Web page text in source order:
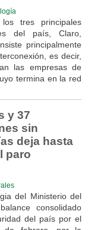
tres principales
del país, Claro,
principalmente
es decir,
las empresas de
termina en la red
y 37
sin
deja hasta
paro
del Ministerio del
consolidado
del país por el